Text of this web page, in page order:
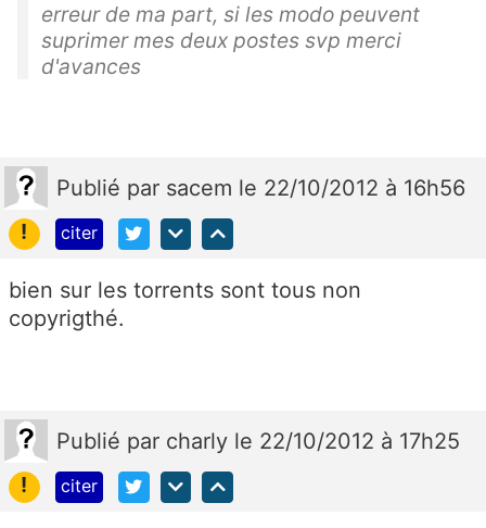
erreur de ma part, si les modo peuvent
suprimer mes deux postes svp merci
d'avances
Publié par sacem le 22/10/2012 à 16h56
!
citer
bien sur les torrents sont tous non
copyrigthé.
Publié par charly le 22/10/2012 à 17h25
!
citer